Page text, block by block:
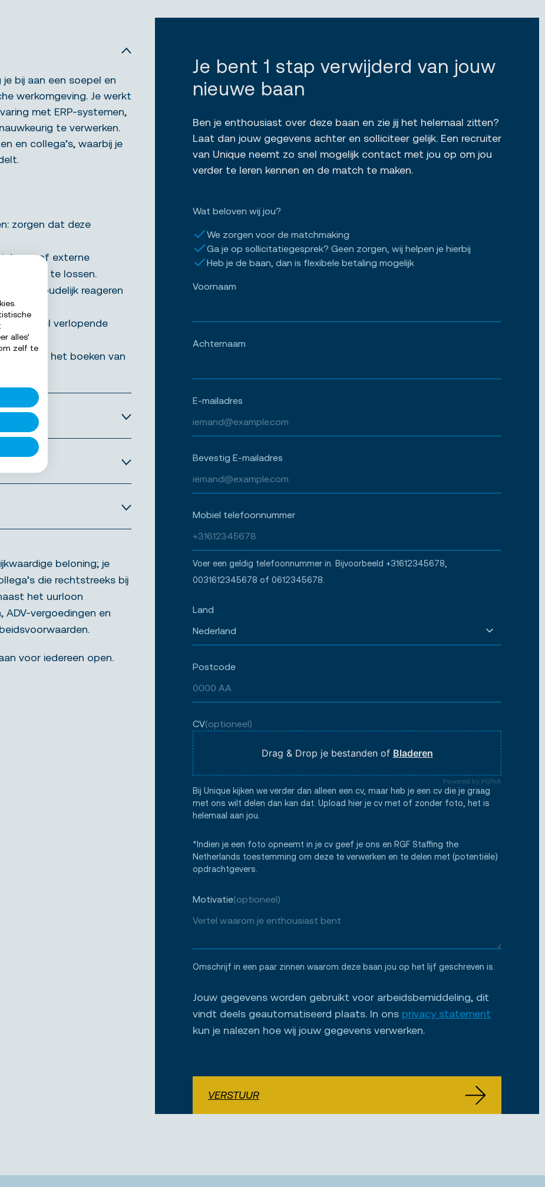
bij aan een soepel en
werkomgeving. Je werkt
met ERP-systemen,
te verwerken.
en collega’s, waarbij je
zorgen dat deze
interne of externe
op te lossen.
en inhoudelijk reageren
soepel verlopende
zoals het boeken van
beloning; je
die rechtstreeks bij
het uurloon
vergoedingen en
voor iedereen open.
Je bent 1 stap verwijderd van jouw
nieuwe baan
Ben je enthousiast over deze baan en zie jij het helemaal zitten?
Laat dan jouw gegevens achter en solliciteer gelijk. Een recruiter
van Unique neemt zo snel mogelijk contact met jou op om jou
verder te leren kennen en de match te maken.
Wat beloven wij jou?
We zorgen voor de matchmaking
Ga je op sollicitatiegesprek? Geen zorgen, wij helpen je hierbij
Heb je de baan, dan is flexibele betaling mogelijk
Voornaam
Achternaam
E-mailadres
Bevestig E-mailadres
Mobiel telefoonnummer
Voer een geldig telefoonnummer in. Bijvoorbeeld +31612345678,
0031612345678 of 0612345678.
Land
Postcode
CV(optioneel)
Powered by PQINA
Drag & Drop je bestanden of Bladeren
Bij Unique kijken we verder dan alleen een cv, maar heb je een cv die je graag
met ons wilt delen dan kan dat. Upload hier je cv met of zonder foto, het is
helemaal aan jou.
*Indien je een foto opneemt in je cv geef je ons en RGF Staffing the
Netherlands toestemming om deze te verwerken en te delen met (potentiële)
opdrachtgevers.
Motivatie(optioneel)
Omschrijf in een paar zinnen waarom deze baan jou op het lijf geschreven is.
Jouw gegevens worden gebruikt voor arbeidsbemiddeling, dit
vindt deels geautomatiseerd plaats. In ons privacy statement
kun je nalezen hoe wij jouw gegevens verwerken.
VERSTUUR
alles’
zelf te